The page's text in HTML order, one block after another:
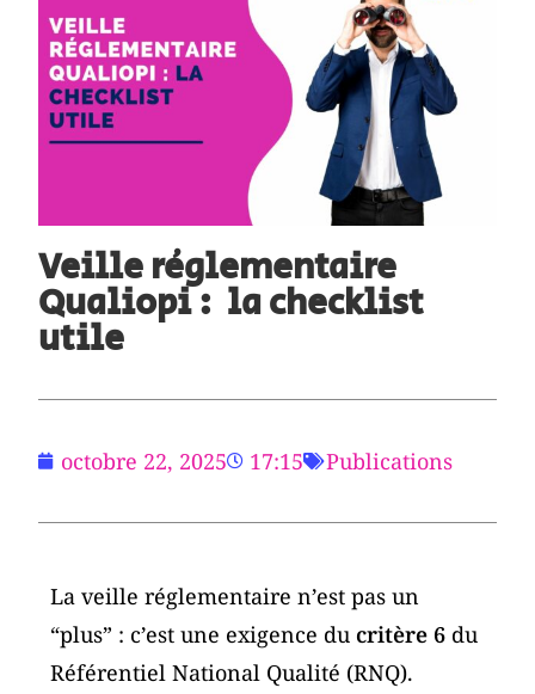
Veille réglementaire
Qualiopi : la checklist
utile
octobre 22, 2025 17:15 Publications
La veille réglementaire n’est pas un
“plus” : c’est une exigence du critère 6 du
Référentiel National Qualité (RNQ).